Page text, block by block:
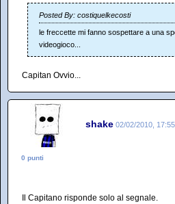
Posted By: costiquelkecosti
le freccette mi fanno sospettare a una
videogioco...
Capitan Ovvio...
shake 02/02/2010, 17:55
0 punti
Il Capitano risponde solo al segnale.